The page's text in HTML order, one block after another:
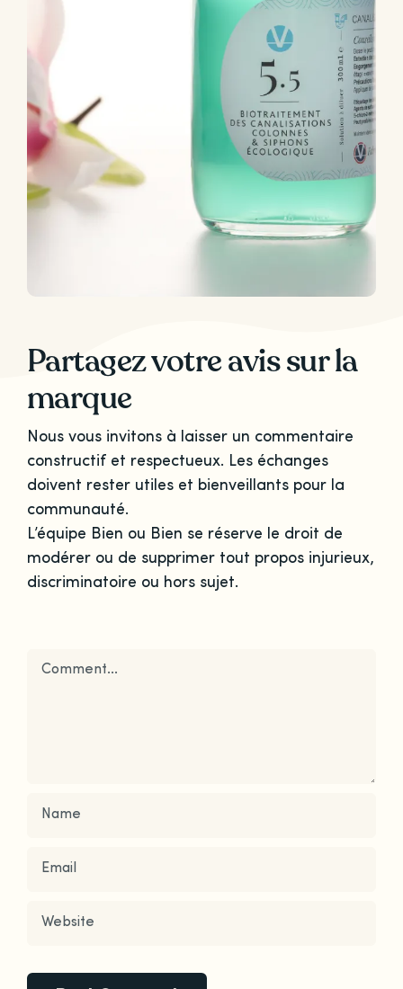
Partagez votre avis sur la
marque
Nous vous invitons à laisser un commentaire
constructif et respectueux. Les échanges
doivent rester utiles et bienveillants pour la
communauté.
L’équipe Bien ou Bien se réserve le droit de
modérer ou de supprimer tout propos injurieux,
discriminatoire ou hors sujet.
Comment